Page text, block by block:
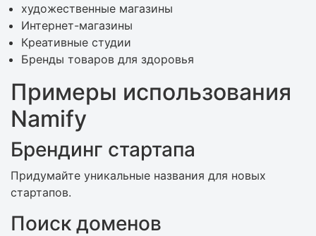
художественные магазины
Интернет-магазины
Креативные студии
Бренды товаров для здоровья
Примеры использования
Namify
Брендинг стартапа
Придумайте уникальные названия для новых
стартапов.
Поиск доменов